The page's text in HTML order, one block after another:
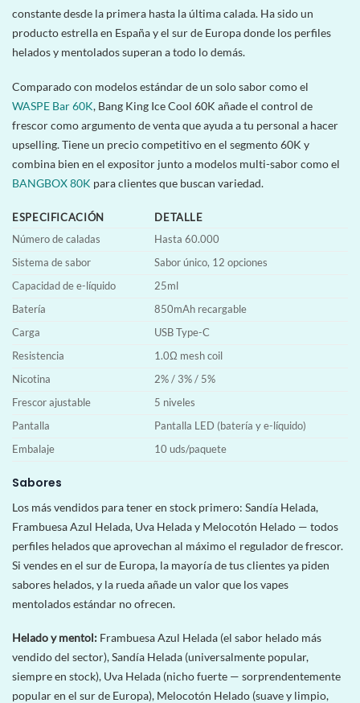
constante desde la primera hasta la última calada. Ha sido un
producto estrella en España y el sur de Europa donde los perfiles
helados y mentolados superan a todo lo demás.
Comparado con modelos estándar de un solo sabor como el
WASPE Bar 60K, Bang King Ice Cool 60K añade el control de
frescor como argumento de venta que ayuda a tu personal a hacer
upselling. Tiene un precio competitivo en el segmento 60K y
combina bien en el expositor junto a modelos multi-sabor como el
BANGBOX 80K para clientes que buscan variedad.
ESPECIFICACIÓN
DETALLE
Número de caladas
Hasta 60.000
Sistema de sabor
Sabor único, 12 opciones
Capacidad de e-líquido
25ml
Batería
850mAh recargable
Carga
USB Type-C
Resistencia
1.0Ω mesh coil
Nicotina
2% / 3% / 5%
Frescor ajustable
5 niveles
Pantalla
Pantalla LED (batería y e-líquido)
Embalaje
10 uds/paquete
Sabores
Los más vendidos para tener en stock primero: Sandía Helada,
Frambuesa Azul Helada, Uva Helada y Melocotón Helado — todos
perfiles helados que aprovechan al máximo el regulador de frescor.
Si vendes en el sur de Europa, la mayoría de tus clientes ya piden
sabores helados, y la rueda añade un valor que los vapes
mentolados estándar no ofrecen.
Helado y mentol: Frambuesa Azul Helada (el sabor helado más
vendido del sector), Sandía Helada (universalmente popular,
siempre en stock), Uva Helada (nicho fuerte — sorprendentemente
popular en el sur de Europa), Melocotón Helado (suave y limpio,